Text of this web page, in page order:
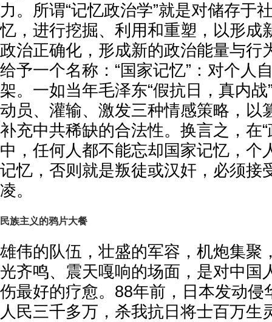
力。所谓“记忆政治学”就是对储存于
忆，进行挖掘、利用和重塑，以形成
政治正确化，形成新的政治能量与行
给予一个名称：“国家记忆”：对个人
架。一如当年毛泽东“假抗日，真内
动员、灌输、激发三种情感策略，以
补充中共稀缺的合法性。换言之，在
中，任何人都不能忘却国家记忆，个
记忆，否则就是叛徒或汉奸，必须接
凌。
民族主义的鸦片大餐
雄伟的队伍，壮盛的军容，机炮集聚
光齐鸣、震天嘎响的场面，是对中国
伤最好的疗愈。88年前，日本发动侵
人民三千多万，杀我抗日将士百万生